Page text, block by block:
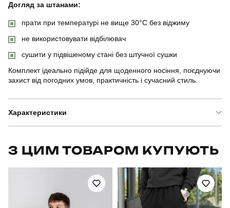
Догляд за штанами:
прати при температурі не вище 30°C без віджиму
не використовувати відбілювач
сушити у підвішеному стані без штучної сушки
Комплект ідеально підійде для щоденного носіння, поєднуючи
захист від погодних умов, практичність і сучасний стиль.
Характеристики
для повсякденного носіння
З ЦИМ ТОВАРОМ КУПУЮТЬ